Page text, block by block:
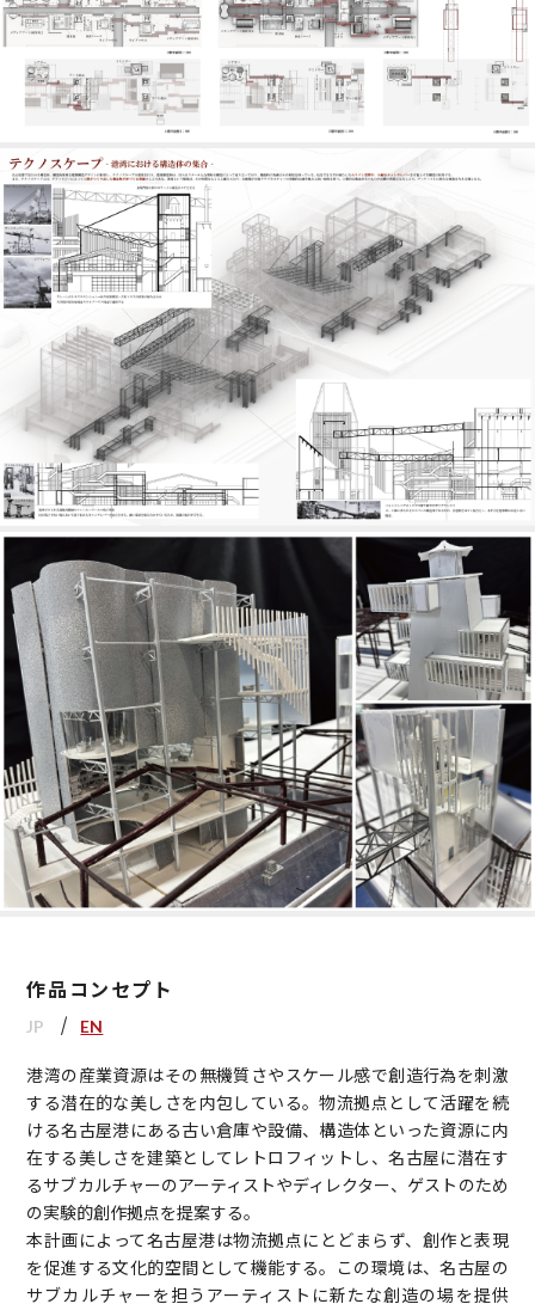
作品コンセプト
JP EN
港湾の産業資源はその無機質さやスケール感で創造行為を刺激
する潜在的な美しさを内包している。物流拠点として活躍を続
ける名古屋港にある古い倉庫や設備、構造体といった資源に内
在する美しさを建築としてレトロフィットし、名古屋に潜在す
るサブカルチャーのアーティストやディレクター、ゲストのため
の実験的創作拠点を提案する。
本計画によって名古屋港は物流拠点にとどまらず、創作と表現
を促進する文化的空間として機能する。この環境は、名古屋の
サブカルチャーを担うアーティストに新たな創造の場を提供